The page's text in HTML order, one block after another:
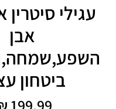
עגילי סיטרין
אבן
ביטחון